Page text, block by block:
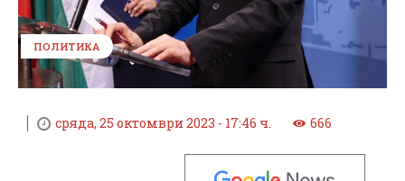
ПОЛИТИКА
сряда, 25 октомври 2023 - 17:46 ч. 666